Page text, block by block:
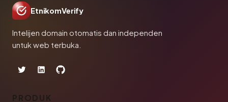
EtnikomVerify
Intelijen domain otomatis dan independen
untuk web terbuka.
PRODUK